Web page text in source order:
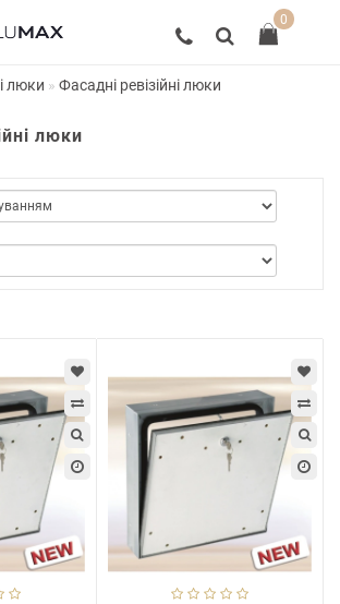
0
люки Фасадні ревізійні люки
люки